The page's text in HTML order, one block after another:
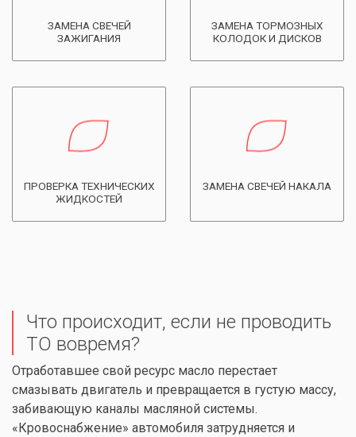
ЗАМЕНА СВЕЧЕЙ
ЗАЖИГАНИЯ
ЗАМЕНА ТОРМОЗНЫХ
КОЛОДОК И ДИСКОВ
ПРОВЕРКА ТЕХНИЧЕСКИХ
ЖИДКОСТЕЙ
ЗАМЕНА СВЕЧЕЙ НАКАЛА
Что происходит, если не проводить
ТО вовремя?
Отработавшее свой ресурс масло перестает
смазывать двигатель и превращается в густую массу,
забивающую каналы масляной системы.
«Кровоснабжение» автомобиля затрудняется и